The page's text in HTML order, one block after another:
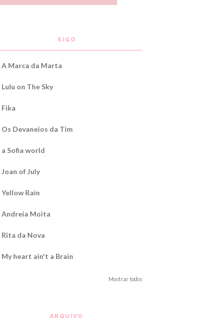
SIGO
A Marca da Marta
Lulu on The Sky
Fika
Os Devaneios da Tim
a Sofia world
Joan of July
Yellow Rain
Andreia Moita
Rita da Nova
My heart ain't a Brain
Mostrar todos
ARQUIVO